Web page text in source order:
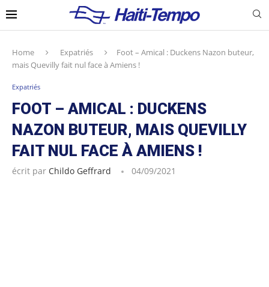
Home Expatriés
Foot – Amical : Duckens Nazon buteur,
mais Quevilly fait nul face à Amiens !
Expatriés
FOOT – AMICAL : DUCKENS
NAZON BUTEUR, MAIS QUEVILLY
FAIT NUL FACE À AMIENS !
écrit par Childo Geffrard 04/09/2021